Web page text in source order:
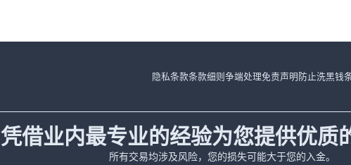
隐私条款条款细则争端处理免责声明 防止洗黑钱
凭借业内最专业的经验为您提供优质
所有交易均涉及风险，您的损失可能大于您的入金。